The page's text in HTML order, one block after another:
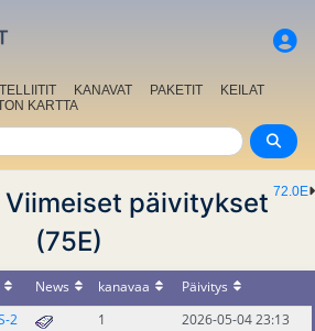
KANAVAT PAKETIT
KEILAT
KARTTA
72.0E
päivitykset
(75E)
News kanavaa
Päivitys
2 1 2026-05-04 23:13